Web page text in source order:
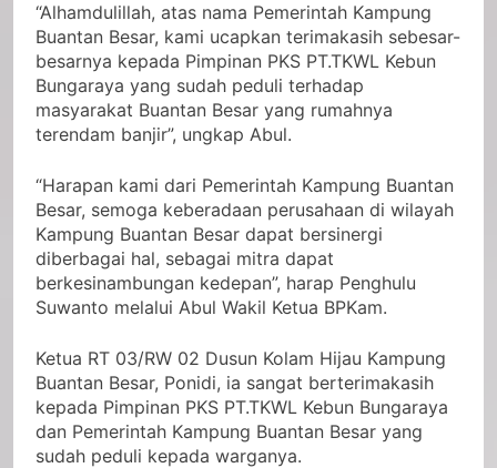
“Alhamdulillah, atas nama Pemerintah Kampung
Buantan Besar, kami ucapkan terimakasih sebesar-
besarnya kepada Pimpinan PKS PT.TKWL Kebun
Bungaraya yang sudah peduli terhadap
masyarakat Buantan Besar yang rumahnya
terendam banjir”, ungkap Abul.
“Harapan kami dari Pemerintah Kampung Buantan
Besar, semoga keberadaan perusahaan di wilayah
Kampung Buantan Besar dapat bersinergi
diberbagai hal, sebagai mitra dapat
berkesinambungan kedepan”, harap Penghulu
Suwanto melalui Abul Wakil Ketua BPKam.
Ketua RT 03/RW 02 Dusun Kolam Hijau Kampung
Buantan Besar, Ponidi, ia sangat berterimakasih
kepada Pimpinan PKS PT.TKWL Kebun Bungaraya
dan Pemerintah Kampung Buantan Besar yang
sudah peduli kepada warganya.